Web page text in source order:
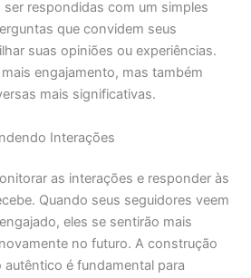
respondidas com um simples
que convidem seus
suas opiniões ou experiências.
engajamento, mas também
mais significativas.
Interações
as interações e responder às
Quando seus seguidores veem
eles se sentirão mais
no futuro. A construção
é fundamental para